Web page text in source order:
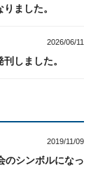
ました。
2026/06/11
しました。
2019/11/09
のシンボルになっ